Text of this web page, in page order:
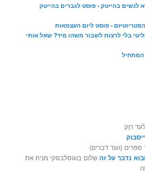
לנשים בהייטק - פוסט לגברים בהייטק
- פוסט ליום העצמאות
בלי לרצות לשבור משהו מיד? שאל אותי
רוֶק
ספרים (ועוד דברים)
נדבר על זה שלום בוגוסלבסקי מניח את